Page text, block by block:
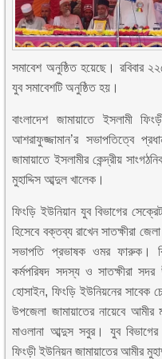
সমাবেশ অনুষ্ঠিত হয়েছে। রবিবার
যুব সমাবেশটি অনুষ্ঠিত হয়।
বাংলাদেশ জামায়াতে ইসলামী
আশরাফুজ্জামান’র সভাপতিত্বে
জামায়াতে ইসলামীর কেন্দ্রীয়
মুহাদ্দিস আব্দুল খালেক।
ফিংড়ি ইউনিয়ান যুব বিভাগের
হিসেবে বক্তব্য রাখেন সাতক্ষীরা
সভাপতি প্রভাষক ওমর ফারুক।
কর্মপরিষদ সদস্য ও সাতক্ষীরা সদর
হোসাইন, ফিংড়ি ইউনিয়নের সাবেক
উপজেলা জামায়াতের নায়েবে আমীর
মাওলানা আব্দুস সবুর। যুব
ফিংড়ী ইউনিয়ন জামায়াতের আমীর